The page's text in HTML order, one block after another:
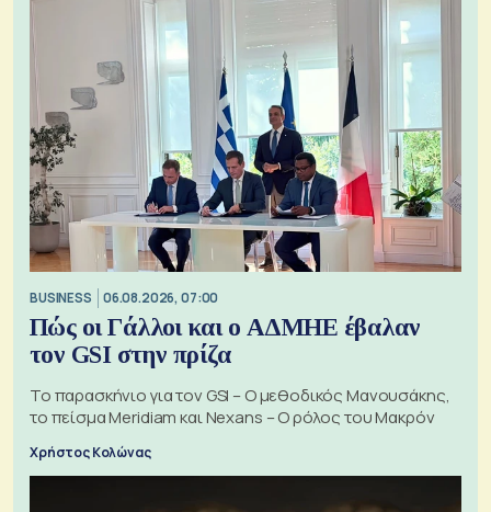
BUSINESS 06.08.2026, 07:00
Πώς οι Γάλλοι και ο ΑΔΜΗΕ έβαλαν
τον GSI στην πρίζα
Το παρασκήνιο για τον GSI – Ο μεθοδικός Μανουσάκης,
το πείσμα Meridiam και Nexans – Ο ρόλος του Μακρόν
Χρήστος Κολώνας